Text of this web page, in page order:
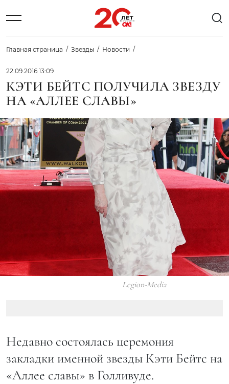
Главная страница Звезды Новости
22.09.2016 13:09
КЭТИ БЕЙТС ПОЛУЧИЛА ЗВЕЗДУ
НА «АЛЛЕЕ СЛАВЫ»
Legion-Media
Недавно состоялась церемония
закладки именной звезды Кэти Бейтс на
«Аллее славы» в Голливуде.